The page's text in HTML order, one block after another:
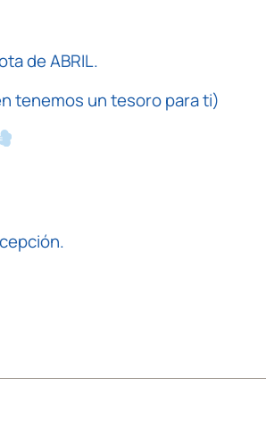
de ABRIL.
tenemos un tesoro para ti)